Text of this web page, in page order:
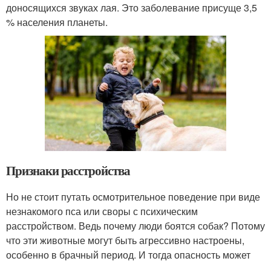
доносящихся звуках лая. Это заболевание присуще 3,5
% населения планеты.
Признаки расстройства
Но не стоит путать осмотрительное поведение при виде
незнакомого пса или своры с психическим
расстройством. Ведь почему люди боятся собак? Потому
что эти животные могут быть агрессивно настроены,
особенно в брачный период. И тогда опасность может